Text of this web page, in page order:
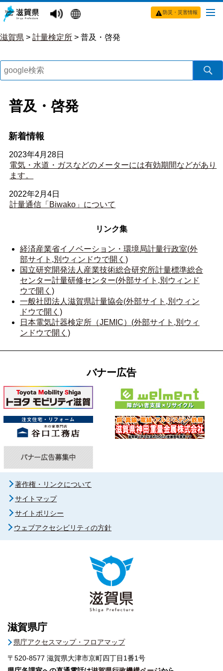
防災・災害情報
滋賀県 > 計量検定所 > 普及・啓発
普及・啓発
新着情報
2023年4月28日
電気・水道・ガスなどのメーターには有効期間などがあり
ます。
2022年2月4日
計量通信「Biwako」について
リンク集
経済産業省イノベーション・環境局計量行政室(外
部サイト,別ウィンドウで開く)
国立研究開発法人産業技術総合研究所計量標準総合
センター計量研修センター(外部サイト,別ウィンド
ウで開く)
一般社団法人滋賀県計量協会(外部サイト,別ウィン
ドウで開く)
日本電気計器検定所（JEMIC）(外部サイト,別ウィ
ンドウで開く)
バナー広告
著作権・リンクについて
サイトマップ
サイトポリシー
ウェブアクセシビリティの方針
滋賀県庁
県庁アクセスマップ・フロアマップ
〒520-8577 滋賀県大津市京町四丁目1番1号